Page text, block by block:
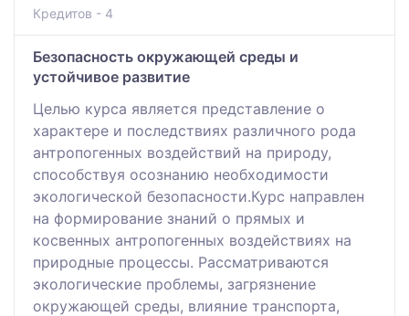
Кредитов - 4
Безопасность окружающей среды и
устойчивое развитие
Целью курса является представление о
характере и последствиях различного рода
антропогенных воздействий на природу,
способствуя осознанию необходимости
экологической безопасности.Курс направлен
на формирование знаний о прямых и
косвенных антропогенных воздействиях на
природные процессы. Рассматриваются
экологические проблемы, загрязнение
окружающей среды, влияние транспорта,